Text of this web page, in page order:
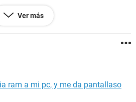
LA PREGUNTA? muchas
Ver más
ram a mi pc, y me da pantallaso